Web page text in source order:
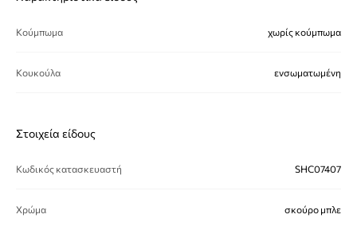
Κούμπωμα χωρίς κούμπωμα
Κουκούλα ενσωματωμένη
Στοιχεία είδους
Κωδικός κατασκευαστή SHC07407
Χρώμα σκούρο μπλε